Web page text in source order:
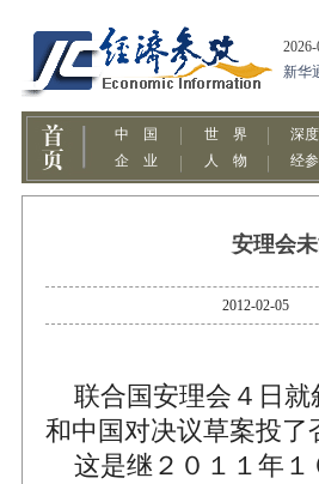
安理会
2012-02-05
联合国安理会４日就
和中国对决议草案投
这是继２０１１年１